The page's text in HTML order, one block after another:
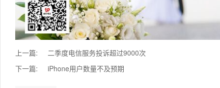
上一篇:
二季度电信服务投诉超过9000次
下一篇:
iPhone用户数量不及预期